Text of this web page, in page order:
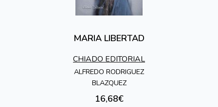
MARIA LIBERTAD
CHIADO EDITORIAL
ALFREDO RODRIGUEZ
BLAZQUEZ
16,68€